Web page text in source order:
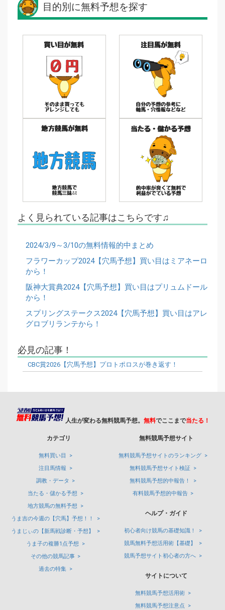
目的別に無料予想を探す
よく見られている記事はこちらです♫
2024/3/9～3/10の無料情報的中まとめ
フラワーカップ2024【穴馬予想】買い目はミアネーロ
から！
阪神大賞典2024【穴馬予想】買い目はプリュムドール
から！
スプリングステークス2024【穴馬予想】買い目はアレ
グロブリランテから！
必見の記事！
CBC賞2026【穴馬予想】プロトポロスが巻き返す！
人生が変わる無料競馬予想。 無料でここまで当たる！
カテゴリ
無料買い目
注目馬情報
調教・データ
当たる・儲かる予想
地方競馬の無料予想
うま吉の今週の【穴馬】予想！！
うまじぃの【新馬戦診断・予想】
うま子の複勝1点予想
その他の競馬記事
過去の特集
無料競馬予想サイト
無料競馬予想サイトのランキング
無料競馬予想サイト検証
無料競馬予想的中報告！
有料競馬予想的中報告
ヘルプ・ガイド
初心者向け競馬の基礎知識！
競馬無料予想活用術【基礎】
競馬予想サイト初心者の方へ
サイトについて
無料競馬予想活用術
無料競馬予想注意点